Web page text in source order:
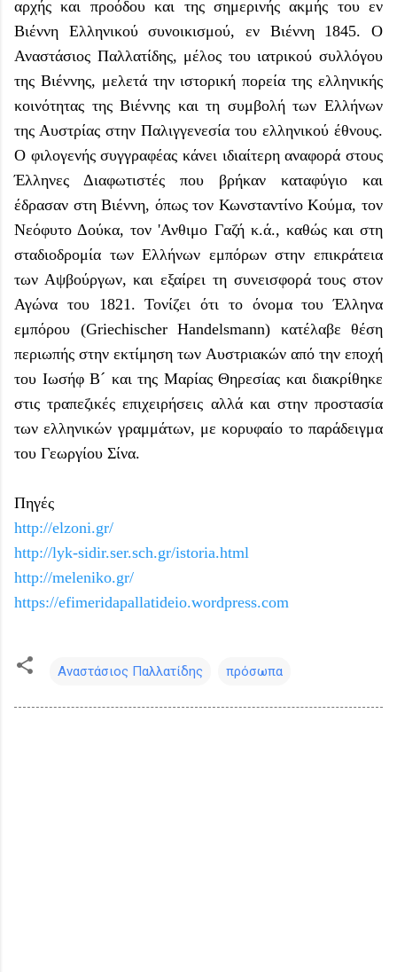
αρχής και προόδου και της σημερινής ακμής του εν
Βιέννη Ελληνικού συνοικισμού, εν Βιέννη 1845. Ο
Αναστάσιος Παλλατίδης, μέλος του ιατρικού συλλόγου
της Βιέννης, μελετά την ιστορική πορεία της ελληνικής
κοινότητας της Βιέννης και τη συμβολή των Ελλήνων
της Αυστρίας στην Παλιγγενεσία του ελληνικού έθνους.
Ο φιλογενής συγγραφέας κάνει ιδιαίτερη αναφορά στους
Έλληνες Διαφωτιστές που βρήκαν καταφύγιο και
έδρασαν στη Βιέννη, όπως τον Κωνσταντίνο Κούμα, τον
Νεόφυτο Δούκα, τον 'Ανθιμο Γαζή κ.ά., καθώς και στη
σταδιοδρομία των Ελλήνων εμπόρων στην επικράτεια
των Αψβούργων, και εξαίρει τη συνεισφορά τους στον
Αγώνα του 1821. Τονίζει ότι το όνομα του Έλληνα
εμπόρου (Griechischer Handelsmann) κατέλαβε θέση
περιωπής στην εκτίμηση των Αυστριακών από την εποχή
του Ιωσήφ Β´ και της Μαρίας Θηρεσίας και διακρίθηκε
στις τραπεζικές επιχειρήσεις αλλά και στην προστασία
των ελληνικών γραμμάτων, με κορυφαίο το παράδειγμα
του Γεωργίου Σίνα.
Πηγές
http://elzoni.gr/
http://lyk-sidir.ser.sch.gr/istoria.html
http://meleniko.gr/
https://efimeridapallatideio.wordpress.com
Αναστάσιος Παλλατίδης πρόσωπα